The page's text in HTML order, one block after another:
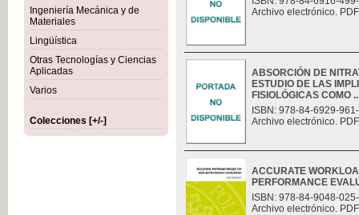
Ingeniería Mecánica y de
Materiales
Lingüística
Otras Tecnologías y Ciencias
Aplicadas
Varios
Colecciones [+/-]
Archivo electrónico.
ABSORCIÓN DE
ESTUDIO DE LAS
FISIOLÓGICAS COMO
ISBN: 978-84-6929-
Archivo electrónico.
ACCURATE
PERFORMANCE
ISBN: 978-84-9048-
Archivo electrónico.